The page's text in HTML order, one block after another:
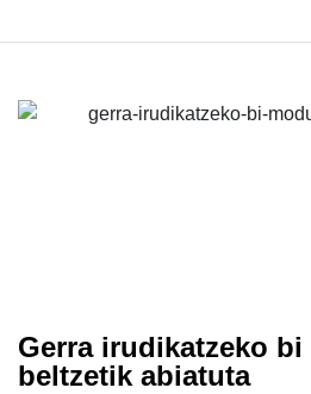
Gerra irudikatzeko bi
beltzetik abiatuta